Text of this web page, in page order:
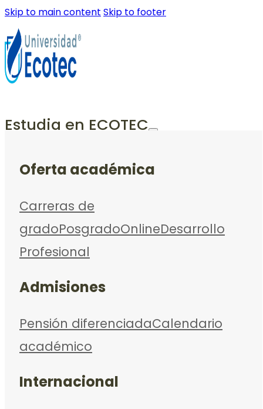
Skip to main content Skip to footer
Estudia en ECOTEC
Oferta académica
Carreras de
gradoPosgradoOnlineDesarrollo
Profesional
Admisiones
Pensión diferenciadaCalendario
académico
Internacional